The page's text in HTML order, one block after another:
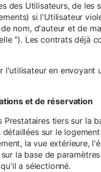
des Utilisateurs, de les
si l'Utilisateur
nom, d'auteur et de
"). Les contrats déjà
en envoyant
et de réservation
tiers sur la
sur le
la vue extérieure,
la base de
a sélectionné.